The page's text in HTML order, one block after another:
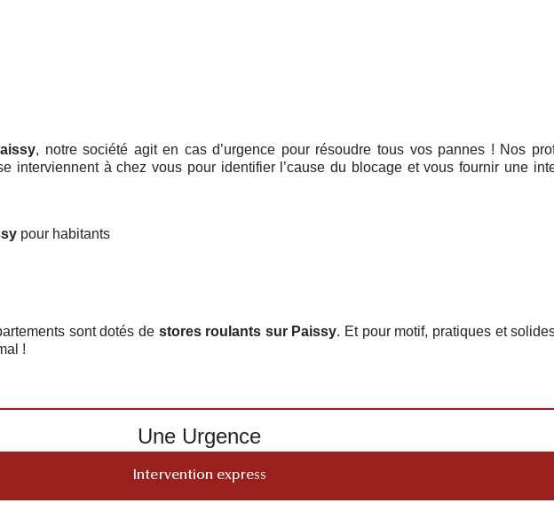
, notre société agit en cas d’urgence pour résoudre tous vos pannes ! Nos
interviennent à chez vous pour identifier l’cause du blocage et vous fournir une
pour habitants
sont dotés de stores roulants sur Paissy. Et pour motif, pratiques et
!
Une Urgence
Intervention express